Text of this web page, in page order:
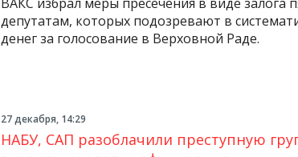
депутатам, которых подозревают в
денег за голосование в Верховной Раде.
27 декабря, 14:29
НАБУ, САП разоблачили преступную